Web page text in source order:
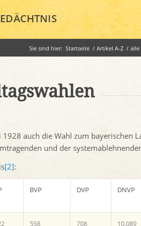
Sie sind hier: Startseite / Artikel A-Z / alle
auch die Wahl zum bayerischen
und der
[2]:
BVP DVP DNVP
558 708 10.089